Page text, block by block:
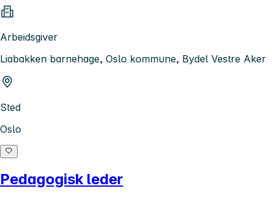
Arbeidsgiver
Liabakken barnehage, Oslo kommune, Bydel Vestre Aker
Sted
Oslo
Pedagogisk leder